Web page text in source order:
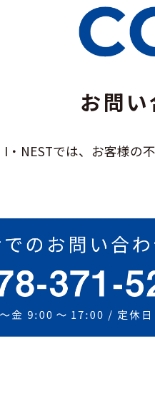
お問
I・NESTでは、お客様の